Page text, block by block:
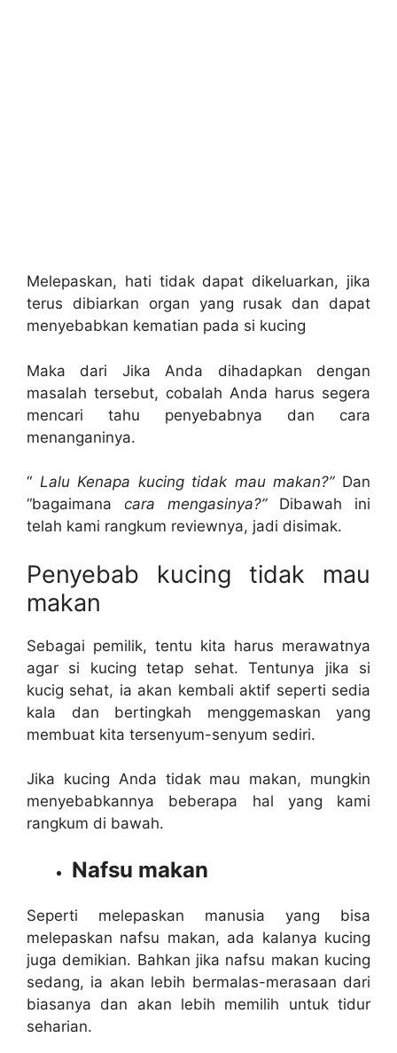
Melepaskan, hati tidak dapat dikeluarkan, jika
terus dibiarkan organ yang rusak dan dapat
menyebabkan kematian pada si kucing
Maka dari Jika Anda dihadapkan dengan
masalah tersebut, cobalah Anda harus segera
mencari tahu penyebabnya dan cara
menanganinya.
“ Lalu Kenapa kucing tidak mau makan?”Dan
“bagaimana cara mengasinya?”Dibawah ini
telah kami rangkum reviewnya, jadi disimak.
Penyebab kucing tidak mau
makan
Sebagai pemilik, tentu kita harus merawatnya
agar si kucing tetap sehat. Tentunya jika si
kucig sehat, ia akan kembali aktif seperti sedia
kala dan bertingkah menggemaskan yang
membuat kita tersenyum-senyum sediri.
Jika kucing Anda tidak mau makan, mungkin
menyebabkannya beberapa hal yang kami
rangkum di bawah.
Nafsu makan
Seperti melepaskan manusia yang bisa
melepaskan nafsu makan, ada kalanya kucing
juga demikian. Bahkan jika nafsu makan kucing
sedang, ia akan lebih bermalas-merasaan dari
biasanya dan akan lebih memilih untuk tidur
seharian.